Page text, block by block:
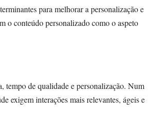
para melhorar a personalização e
o conteúdo personalizado como o aspeto
tempo de qualidade e personalização. Num
exigem interações mais relevantes, ágeis e